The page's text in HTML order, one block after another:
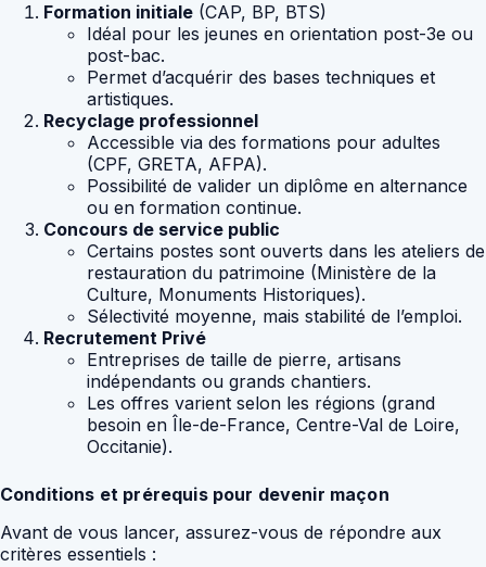
Formation initiale (CAP, BP, BTS)
Idéal pour les jeunes en orientation post-3e ou
post-bac.
Permet d’acquérir des bases techniques et
artistiques.
Recyclage professionnel
Accessible via des formations pour adultes
(CPF, GRETA, AFPA).
Possibilité de valider un diplôme en alternance
ou en formation continue.
Concours de service public
Certains postes sont ouverts dans les ateliers de
restauration du patrimoine (Ministère de la
Culture, Monuments Historiques).
Sélectivité moyenne, mais stabilité de l’emploi.
Recrutement Privé
Entreprises de taille de pierre, artisans
indépendants ou grands chantiers.
Les offres varient selon les régions (grand
besoin en Île-de-France, Centre-Val de Loire,
Occitanie).
Conditions et prérequis pour devenir maçon
Avant de vous lancer, assurez-vous de répondre aux
critères essentiels :